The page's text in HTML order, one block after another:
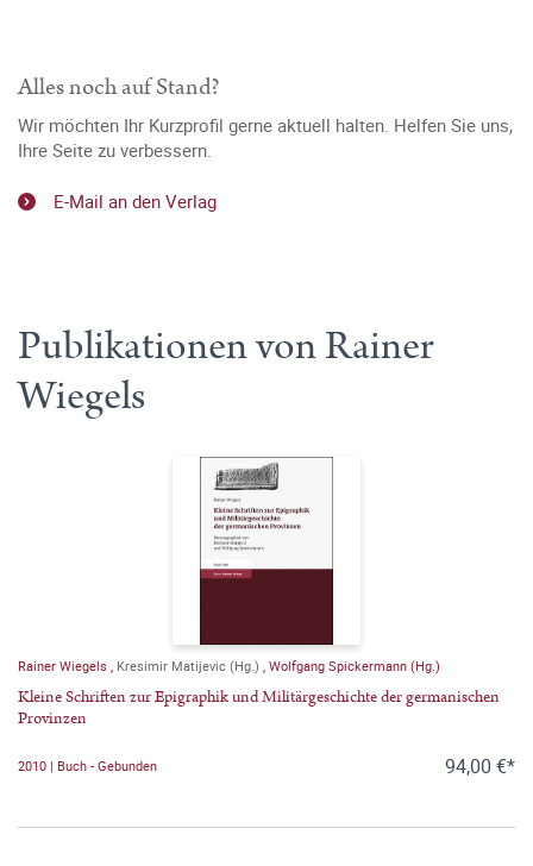
Alles noch auf Stand?
Wir möchten Ihr Kurzprofil gerne aktuell halten. Helfen Sie uns,
Ihre Seite zu verbessern.
E-Mail an den Verlag
Publikationen von Rainer
Wiegels
Rainer Wiegels Kresimir Matijevic (Hg.) Wolfgang Spickermann (Hg.)
Kleine Schriften zur Epigraphik und Militärgeschichte der germanischen
Provinzen
2010 | Buch - Gebunden 94,00 €*